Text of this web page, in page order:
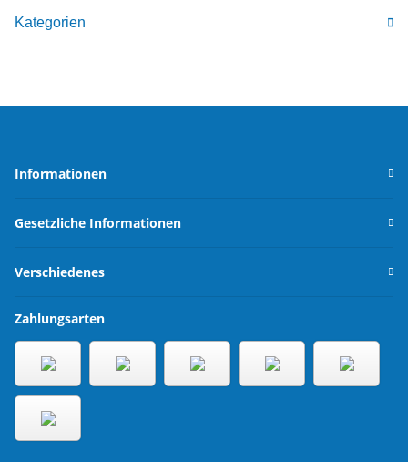
Kategorien
Informationen
Gesetzliche Informationen
Verschiedenes
Zahlungsarten